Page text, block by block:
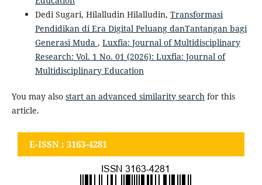
Dedi Sugari, Hilalludin Hilalludin, Transformasi
Pendidikan di Era Digital Peluang danTantangan bagi
Generasi Muda , Luxfia: Journal of Multidisciplinary
Research: Vol. 1 No. 01 (2026): Luxfia: Journal of
Multidisciplinary Education
You may also start an advanced similarity searchfor this
article.
E-ISSN : 3163-4281